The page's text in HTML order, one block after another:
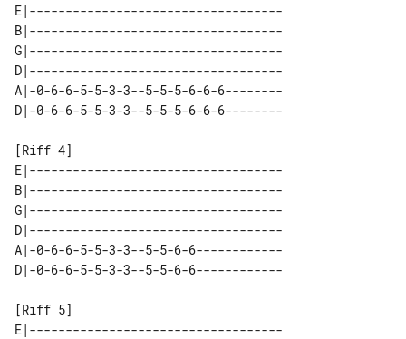
E|-----------------------------------
B|-----------------------------------
G|-----------------------------------
D|-----------------------------------
A|-0-6-6-5-5-3-3--5-5-5-6-6-6--------
E|-----------------------------------
B|-----------------------------------
G|-----------------------------------
D|-----------------------------------
A|-0-6-6-5-5-3-3--5-5-6-6------------
E|-----------------------------------